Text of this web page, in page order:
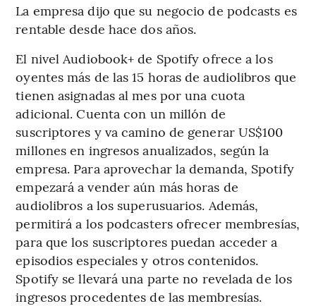
La empresa dijo que su negocio de podcasts es
rentable desde hace dos años.
El nivel Audiobook+ de Spotify ofrece a los
oyentes más de las 15 horas de audiolibros que
tienen asignadas al mes por una cuota
adicional. Cuenta con un millón de
suscriptores y va camino de generar US$100
millones en ingresos anualizados, según la
empresa. Para aprovechar la demanda, Spotify
empezará a vender aún más horas de
audiolibros a los superusuarios. Además,
permitirá a los podcasters ofrecer membresías,
para que los suscriptores puedan acceder a
episodios especiales y otros contenidos.
Spotify se llevará una parte no revelada de los
ingresos procedentes de las membresías.